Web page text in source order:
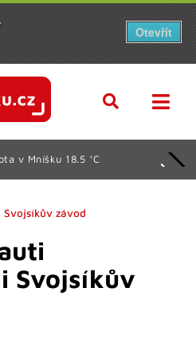
v Mníšku 18.5 °C
závod
Svojsíkův
Otevřít